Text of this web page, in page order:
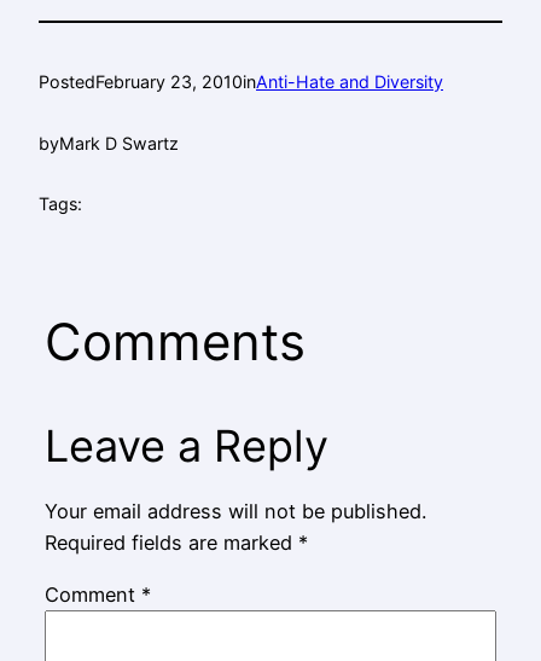
PostedFebruary 23, 2010inAnti-Hate and Diversity
byMark D Swartz
Tags:
Comments
Leave a Reply
Your email address will not be published.
Required fields are marked *
Comment *